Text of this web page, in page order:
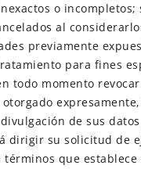
o incompletos;
al
previamente
para fines
todo momento
de sus
dirigir su solicitud de
términos que establece